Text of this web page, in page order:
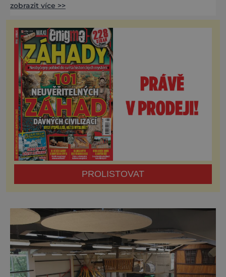
Sněžník, se v roce 2015 otevřela stavba, která
něco takového umožňuje. Síť navzájem se
proplétajících dřevěných cest, po kterých lze
vystoupat do výšky 55 metrů, se rychle stala
jednou z nejoblíbenějších turistických atrakcí
v regionu.
zobrazit více >>
PROLISTOVAT